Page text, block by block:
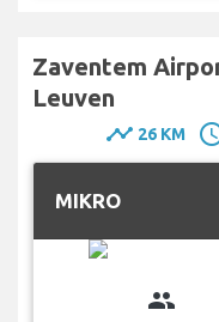
Zaventem
Leuven
timeline 26 KM
MIKRO
group